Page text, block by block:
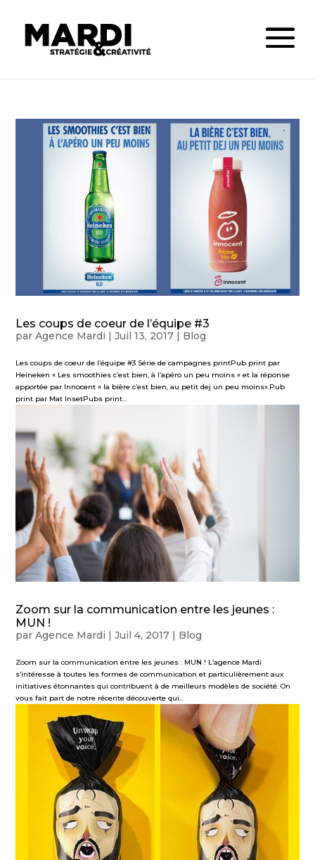
Les coups de coeur de l’équipe #3
parAgence Mardi |Juil 13, 2017 | Blog
Les coups de coeur de l’équipe #3 Série de campagnes printPub print par
Heineken « Les smoothies c’est bien, à l’apéro un peu moins » et la réponse
apportée par Innocent « la bière c’est bien, au petit dej un peu moins».Pub
print par Mat InsetPubs print...
Zoom sur la communication entre les jeunes :
MUN !
parAgence Mardi |Juil 4, 2017 | Blog
Zoom sur la communication entre les jeunes : MUN ! L’agence Mardi
s’intéresse à toutes les formes de communication et particulièrement aux
initiatives étonnantes qui contribuent à de meilleurs modèles de société. On
vous fait part de notre récente découverte qui...